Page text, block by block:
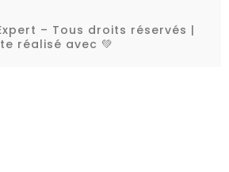
– Tous droits réservés |
réalisé avec 💚